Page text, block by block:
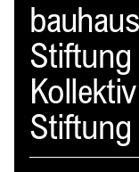
Spector
PROFIL
INDEX
Stiftung
Stiftung